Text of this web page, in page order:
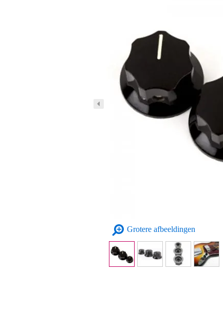
Grotere afbeeldingen